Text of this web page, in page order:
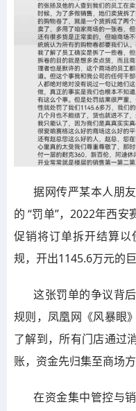
据网传严某本人朋
的 “罚单”，2022年西
促销将订单拆开结算
规，开出1145.6万元的巨
这张罚单的争议背
规则，凤凰网《风暴眼
了解到，所有门店通过
账，资金先归集至商场
在资金集中管控与